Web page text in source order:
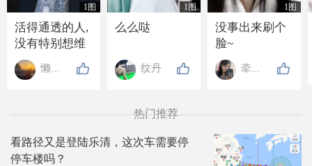
1图
活得通透的人,
没有特别想维
持的关系, 也没
有特别想要的
吃亏也懒得计
较.
懒懒de高贵
1图
么么哒
纹丹
1图
没事出来刷个
脸~
牵牵手
热门推荐
看路径又是登陆乐清，这次车需要停
停车楼吗？